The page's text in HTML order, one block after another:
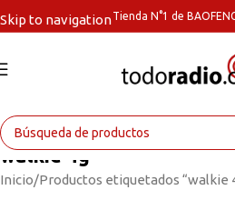
Skip to navigationTienda N°1 de
walkie 4g
Inicio Productos etiquetados “walkie